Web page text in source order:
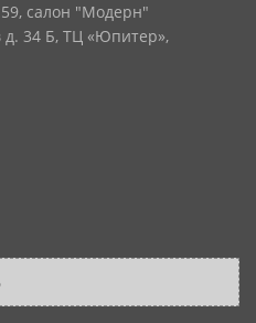
салон "Модерн"
д. 34 Б, ТЦ «Юпитер»,